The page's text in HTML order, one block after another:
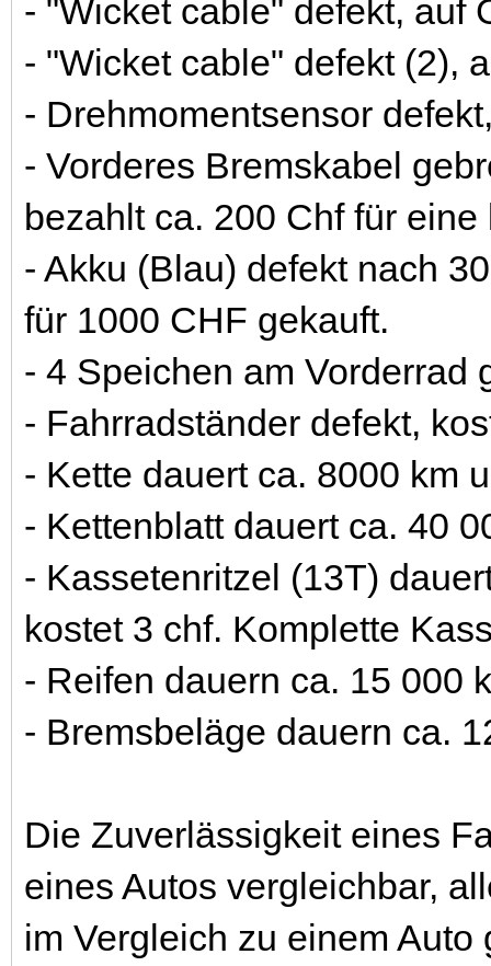
- "Wicket cable" defekt, auf
- "Wicket cable" defekt (2),
- Drehmomentsensor
- Vorderes Bremskabel
bezahlt ca. 200 Chf für
- Akku (Blau) defekt nach
für 1000 CHF gekauft.
- 4 Speichen am Vorderrad
- Fahrradständer defekt,
- Kette dauert ca. 8000 km
- Kettenblatt dauert ca. 40
- Kassetenritzel (13T)
kostet 3 chf. Komplette
- Reifen dauern ca. 15 000
- Bremsbeläge dauern ca.
Die Zuverlässigkeit eines
eines Autos vergleichbar,
im Vergleich zu einem